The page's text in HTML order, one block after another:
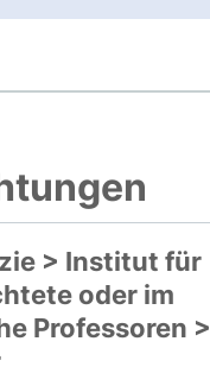
> Institut für
oder im
Professoren >